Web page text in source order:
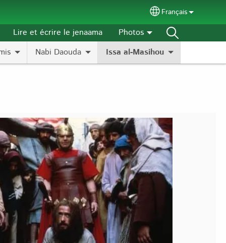
Select your
Français
Nabi Daouda Issa al-Masihou
Lire et écrire le jenaama Photos